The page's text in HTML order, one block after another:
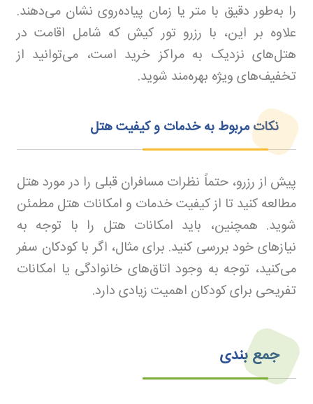
را به‌طور دقیق با متر یا زمان پیاده‌روی نشان می‌دهند.
علاوه بر این، با رزرو تور کیش که شامل اقامت در
هتل‌های نزدیک به مراکز خرید است، می‌توانید از
تخفیف‌های ویژه بهره‌مند شوید.
نکات مربوط به خدمات و کیفیت هتل
پیش از رزرو، حتماً نظرات مسافران قبلی را در مورد هتل
مطالعه کنید تا از کیفیت خدمات و امکانات هتل مطمئن
شوید. همچنین، باید امکانات هتل را با توجه به
نیازهای خود بررسی کنید. برای مثال، اگر با کودکان سفر
می‌کنید، توجه به وجود اتاق‌های خانوادگی یا امکانات
تفریحی برای کودکان اهمیت زیادی دارد.
جمع بندی